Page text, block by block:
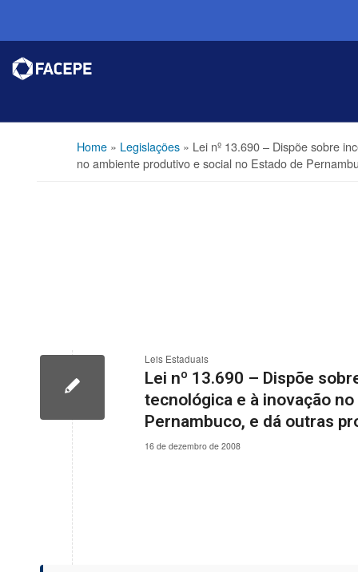
Home» Legislações» Lei nº 13.690 – Dispõe sobre
no ambiente produtivo e social no Estado de
Leis Estaduais
Lei nº 13.690 – Dispõe
tecnológica e à inovação
Pernambuco, e dá outras
16 de dezembro de 2008